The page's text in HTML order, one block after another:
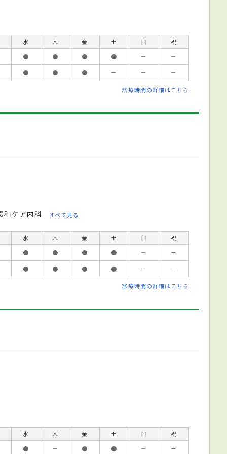
水 木 金 土 日
祝
● ● ● ● －
－
● ● ● － － －
診療時間の詳細はこちら
和ケア内科 すべて見る
水 木 金 土 日
祝
● ● ● ● －
－
● ● ● ● － －
診療時間の詳細はこちら
水 木 金 土 日
祝
● － ● ● － －